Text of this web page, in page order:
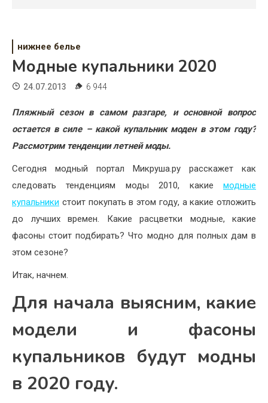
Дом
Жизнь
Хобби
Недвижимость
нижнее белье
Модные купальники 2020
24.07.2013 6 944
Пляжный сезон в самом разгаре, и основной вопрос
остается в силе – какой купальник моден в этом году?
Рассмотрим тенденции летней моды.
Сегодня модный портал Микруша.ру расскажет как
следовать тенденциям моды 2010, какие модные
купальники стоит покупать в этом году, а какие отложить
до лучших времен. Какие расцветки модные, какие
фасоны стоит подбирать? Что модно для полных дам в
этом сезоне?
Итак, начнем.
Для начала выясним, какие
модели и фасоны
купальников будут модны
в 2020 году.